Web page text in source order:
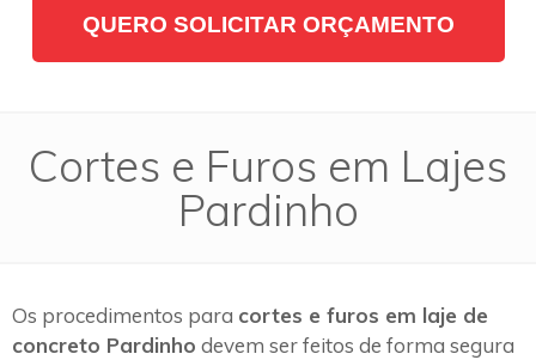
QUERO SOLICITAR ORÇAMENTO
Cortes e Furos em Lajes
Pardinho
Os procedimentos para cortes e furos em laje de
concreto Pardinho devem ser feitos de forma segura